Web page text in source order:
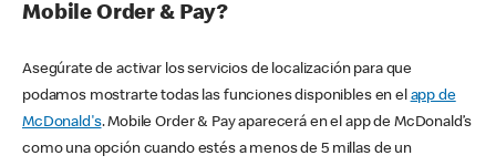
Mobile Order & Pay?
Asegúrate de activar los servicios de localización para que
podamos mostrarte todas las funciones disponibles en el app de
McDonald's. Mobile Order & Pay aparecerá en el app de McDonald’s
como una opción cuando estés a menos de 5 millas de un